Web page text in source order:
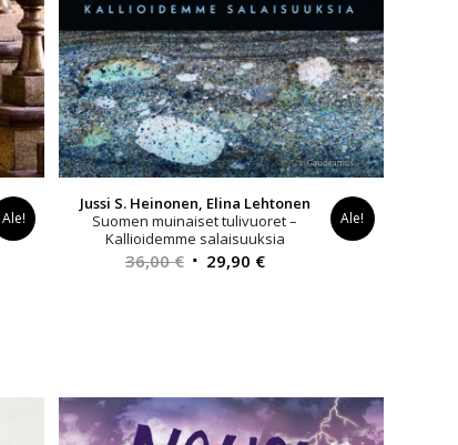
Ale!
Jussi S. Heinonen, Elina Lehtonen
Suomen muinaiset tulivuoret –
Kallioidemme salaisuuksia
36,00€ Alkuperäinen
29,90 €Nykyinen
Ale!